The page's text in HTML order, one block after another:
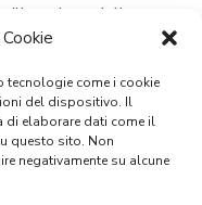
tecnologie come i cookie
del dispositivo. Il
di elaborare dati come il
questo sito. Non
negativamente su alcune
delle
Mentre per
si deve effettuare
privo di